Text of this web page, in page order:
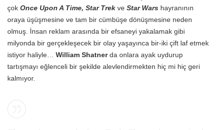
çok Once Upon A Time, Star Trek ve Star Wars hayranının
oraya üşüşmesine ve tam bir cümbüşe dönüşmesine neden
olmuş. İnsan reklam arasında bir efsaneyi yakalamak gibi
milyonda bir gerçekleşecek bir olay yaşayınca bir-iki çift laf etmek
istiyor haliyle… William Shatnerda onlara ayak uydurup
tartışmayı eğlenceli bir şekilde alevlendirmekten hiç mi hiç geri
kalmıyor.